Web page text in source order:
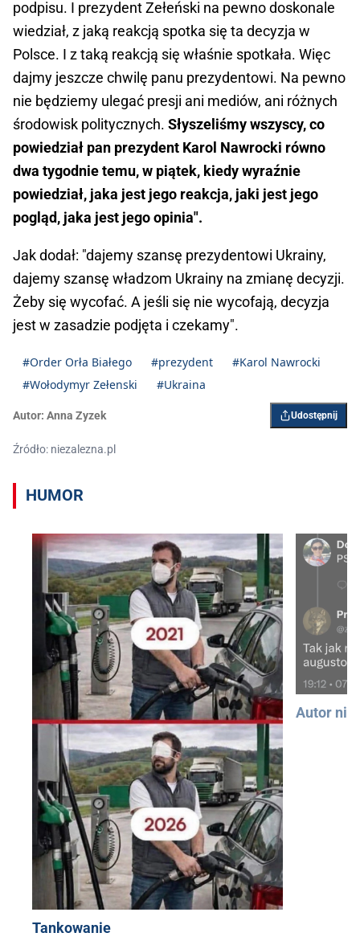
podpisu. I prezydent Zełeński na pewno doskonale
wiedział, z jaką reakcją spotka się ta decyzja w
Polsce. I z taką reakcją się właśnie spotkała. Więc
dajmy jeszcze chwilę panu prezydentowi. Na pewno
nie będziemy ulegać presji ani mediów, ani różnych
środowisk politycznych. Słyszeliśmy wszyscy, co
powiedział pan prezydent Karol Nawrocki równo
dwa tygodnie temu, w piątek, kiedy wyraźnie
powiedział, jaka jest jego reakcja, jaki jest jego
pogląd, jaka jest jego opinia".
Jak dodał: "dajemy szansę prezydentowi Ukrainy,
dajemy szansę władzom Ukrainy na zmianę decyzji.
Żeby się wycofać. A jeśli się nie wycofają, decyzja
jest w zasadzie podjęta i czekamy".
#Order Orła Białego #prezydent
#Karol Nawrocki
#Wołodymyr Zełenski
#Ukraina
Autor: Anna Zyzek Udostępnij
Źródło: niezalezna.pl
HUMOR
Tankowanie
Autor